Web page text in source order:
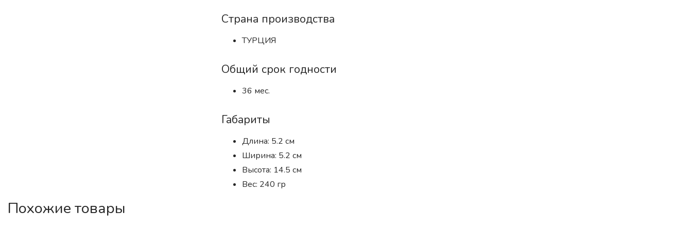
Страна производства
ТУРЦИЯ
Общий срок годности
36 мес.
Габариты
Длина: 5.2 см
Ширина: 5.2 см
Высота: 14.5 см
Вес: 240 гр
Похожие товары